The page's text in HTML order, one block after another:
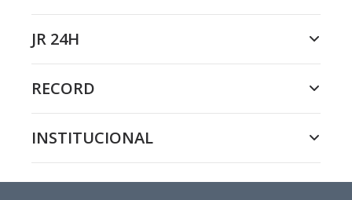
JR 24H
RECORD
INSTITUCIONAL